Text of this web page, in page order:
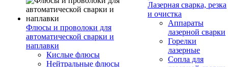
Флюсы и проволоки для
автоматической сварки и
наплавки
Кислые флюсы
Нейтральные флюсы
Лазерная сварка, резка
и очистка
Аппараты
лазерной сварки
Горелки
лазерные
Сопла для